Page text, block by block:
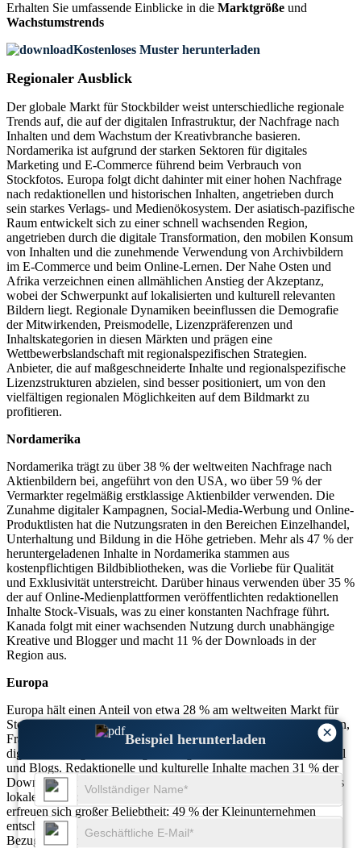
×
Beispiel herunterladen
Erhalten Sie umfassende Einblicke in die Marktgröße und
Wachstumstrends
Kostenloses Muster herunterladen
Regionaler Ausblick
Der globale Markt für Stockbilder weist unterschiedliche regionale
Trends auf, die auf der digitalen Infrastruktur, der Nachfrage nach
Inhalten und dem Wachstum der Kreativbranche basieren.
Nordamerika ist aufgrund der starken Sektoren für digitales
Marketing und E-Commerce führend beim Verbrauch von
Stockfotos. Europa folgt dicht dahinter mit einer hohen Nachfrage
nach redaktionellen und historischen Inhalten, angetrieben durch
sein starkes Verlags- und Medienökosystem. Der asiatisch-pazifische
Raum entwickelt sich zu einer schnell wachsenden Region,
angetrieben durch die digitale Transformation, den mobilen Konsum
von Inhalten und die zunehmende Verwendung von Archivbildern
im E-Commerce und beim Online-Lernen. Der Nahe Osten und
Afrika verzeichnen einen allmählichen Anstieg der Akzeptanz,
wobei der Schwerpunkt auf lokalisierten und kulturell relevanten
Bildern liegt. Regionale Dynamiken beeinflussen die Demografie
der Mitwirkenden, Preismodelle, Lizenzpräferenzen und
Inhaltskategorien in diesen Märkten und prägen eine
Wettbewerbslandschaft mit regionalspezifischen Strategien.
Anbieter, die auf maßgeschneiderte Inhalte und regionalspezifische
Lizenzstrukturen abzielen, sind besser positioniert, um von den
vielfältigen regionalen Möglichkeiten auf dem Bildmarkt zu
profitieren.
Nordamerika
Nordamerika trägt zu über 38 % der weltweiten Nachfrage nach
Aktienbildern bei, angeführt von den USA, wo über 59 % der
Vermarkter regelmäßig erstklassige Aktienbilder verwenden. Die
Zunahme digitaler Kampagnen, Social-Media-Werbung und Online-
Produktlisten hat die Nutzungsraten in den Bereichen Einzelhandel,
Unterhaltung und Bildung in die Höhe getrieben. Mehr als 47 % der
heruntergeladenen Inhalte in Nordamerika stammen aus
kostenpflichtigen Bildbibliotheken, was die Vorliebe für Qualität
und Exklusivität unterstreicht. Darüber hinaus verwenden über 35 %
der auf Online-Medienplattformen veröffentlichten redaktionellen
Inhalte Stock-Visuals, was zu einer konstanten Nachfrage führt.
Kanada folgt mit einer wachsenden Nutzung durch unabhängige
Kreative und Blogger und macht 11 % der Downloads in der
Region aus.
Europa
Europa hält einen Anteil von etwa 28 % am weltweiten Markt für
Stockbilder, wobei die Verbreitung in Deutschland, Großbritannien,
Frankreich und Italien stark ausgeprägt ist. Mehr als 42 % der
digitalen Verlage in der Region integrieren Stock-Visuals in Artikel
und Blogs. Redaktionelle und kulturelle Inhalte machen 31 % der
Downloads aus, da europäische Nutzer authentische Bilder für das
lokale Geschichtenerzählen bevorzugen. Bezahlte Bildplattformen
erfreuen sich großer Beliebtheit: 49 % der Kleinunternehmen
entscheiden sich für abonnementbasierte Modelle. Visuals mit
Bezug zu Nachhaltigkeit, historischen Archiven und Architektur